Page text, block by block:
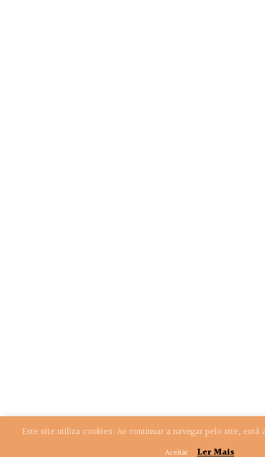
Este site utiliza cookies. Ao continuar a navegar pelo site, está
Aceitar Ler Mais